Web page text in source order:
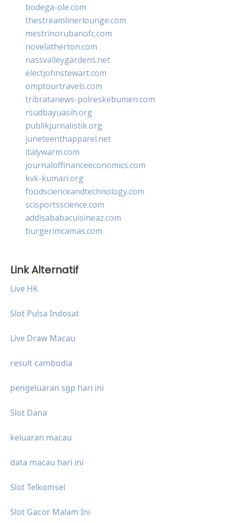
bodega-ole.com
thestreamlinerlounge.com
mestrinorubanofc.com
novelatherton.com
nassvalleygardens.net
electjohnstewart.com
omptourtravels.com
tribratanews-polreskebumen.com
rsudbayuasih.org
publikjurnalistik.org
juneteenthapparel.net
italywarm.com
journaloffinanceeconomics.com
kvk-kumari.org
foodscienceandtechnology.com
scisportsscience.com
addisababacuisineaz.com
burgerimcamas.com
Link Alternatif
Live HK
Slot Pulsa Indosat
Live Draw Macau
result cambodia
pengeluaran sgp hari ini
Slot Dana
keluaran macau
data macau hari ini
Slot Telkomsel
Slot Gacor Malam Ini